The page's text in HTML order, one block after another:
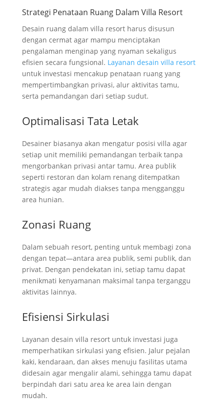
Strategi Penataan Ruang Dalam Villa Resort
Desain ruang dalam villa resort harus disusun
dengan cermat agar mampu menciptakan
pengalaman menginap yang nyaman sekaligus
efisien secara fungsional. Layanan desain villa resort
untuk investasi mencakup penataan ruang yang
mempertimbangkan privasi, alur aktivitas tamu,
serta pemandangan dari setiap sudut.
Optimalisasi Tata Letak
Desainer biasanya akan mengatur posisi villa agar
setiap unit memiliki pemandangan terbaik tanpa
mengorbankan privasi antar tamu. Area publik
seperti restoran dan kolam renang ditempatkan
strategis agar mudah diakses tanpa mengganggu
area hunian.
Zonasi Ruang
Dalam sebuah resort, penting untuk membagi zona
dengan tepat—antara area publik, semi publik, dan
privat. Dengan pendekatan ini, setiap tamu dapat
menikmati kenyamanan maksimal tanpa terganggu
aktivitas lainnya.
Efisiensi Sirkulasi
Layanan desain villa resort untuk investasi juga
memperhatikan sirkulasi yang efisien. Jalur pejalan
kaki, kendaraan, dan akses menuju fasilitas utama
didesain agar mengalir alami, sehingga tamu dapat
berpindah dari satu area ke area lain dengan
mudah.